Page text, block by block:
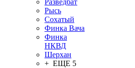
Разведбат
Рысь
Сохатый
Финка Вача
Финка
НКВД
Шерхан
+ ЕЩЕ 5